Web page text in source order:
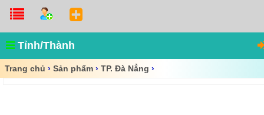
Tỉnh/Thành
Trang chủ › Sản phẩm › TP. Đà Nẳng ›